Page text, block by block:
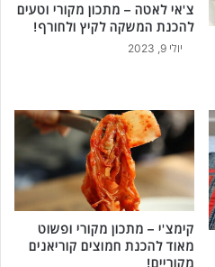
צ'אי לאטה – מתכון מקורי וטעים
להכנת המשקה לקיץ ולחורף!
יולי 9, 2023
קימצ'י – מתכון מקורי ופשוט
מאוד להכנת חמוצים קוריאנים
מקוריים!